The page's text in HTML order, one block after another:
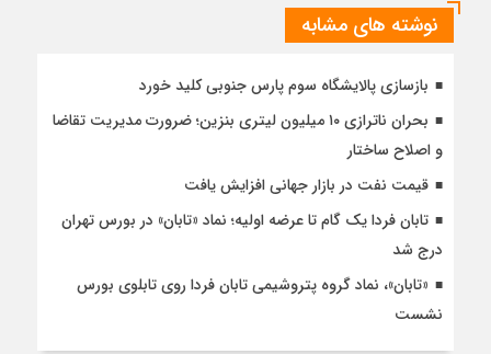
نوشته های مشابه
بازسازی پالایشگاه سوم پارس جنوبی کلید خورد
بحران ناترازی ۱۰ میلیون لیتری بنزین؛ ضرورت مدیریت تقاضا
و اصلاح ساختار
قیمت نفت در بازار جهانی افزایش یافت
تابان فردا یک گام تا عرضه اولیه؛ نماد «تابان» در بورس تهران
درج شد
«تابان»، نماد گروه پتروشیمی تابان فردا روی تابلوی بورس
نشست